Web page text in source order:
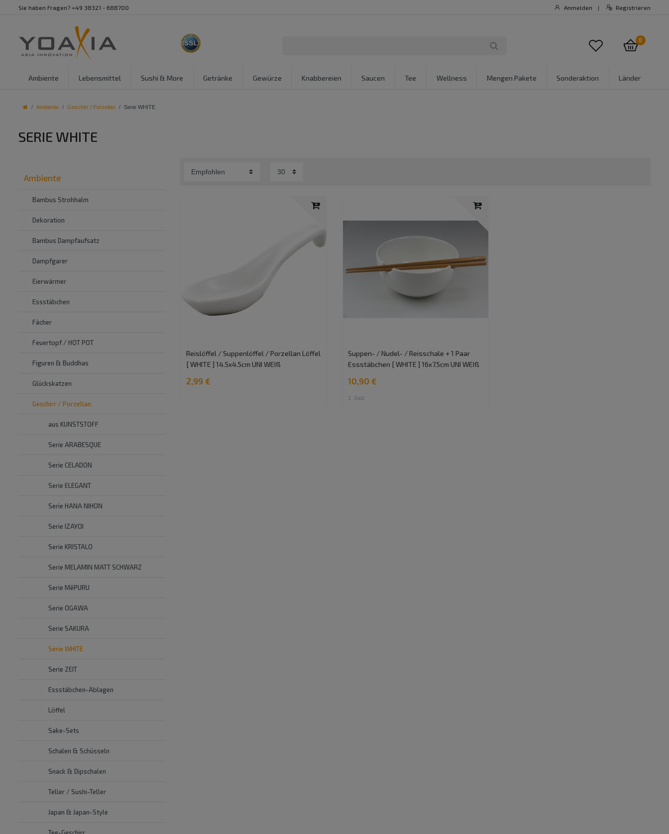
Sie haben Fragen? +49 38321 - 688700 Anmelden | Registrieren
0
Ambiente Lebensmittel Sushi & More Getränke Gewürze Knabbereien Saucen Tee Wellness Mengen Pakete Sonderaktion Länder
Ambiente Geschirr / Porzellan Serie WHITE
SERIE WHITE
Ambiente
Bambus Strohhalm
Dekoration
Bambus Dampfaufsatz
Dampfgarer
Eierwärmer
Essstäbchen
Fächer
Feuertopf / HOT POT
Figuren & Buddhas
Glückskatzen
Geschirr / Porzellan
aus KUNSTSTOFF
Serie ARABESQUE
Serie CELADON
Serie ELEGANT
Serie HANA NIHON
Serie IZAYOI
Serie KRISTALO
Serie MELAMIN MATT SCHWARZ
Serie MēPURU
Serie OGAWA
Serie SAKURA
Serie WHITE
Serie ZEIT
Essstäbchen-Ablagen
Löffel
Sake-Sets
Schalen & Schüsseln
Snack & Dipschalen
Teller / Sushi-Teller
Japan & Japan-Style
Tee-Geschirr
Reislöffel / Suppenlöffel / Porzellan Löffel
[ WHITE ] 14.5x4.5cm UNI WEIß
2,99 €
Suppen- / Nudel- / Reisschale + 1 Paar
Essstäbchen [ WHITE ] 16x7.5cm UNI WEIß
10,90 €
1 Satz